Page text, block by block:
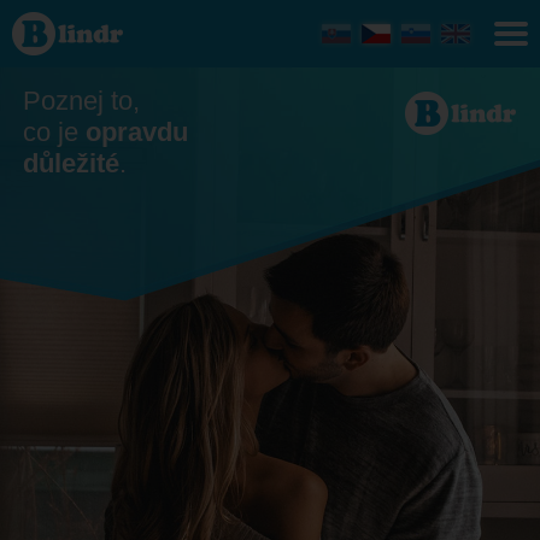
Seznamka
- On hledá
Poznej to,
co je opravdu
důležité.